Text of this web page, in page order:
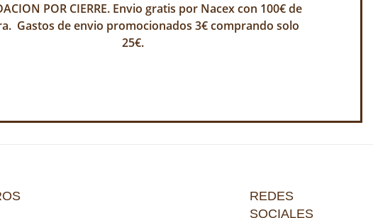
POR CIERRE. Envio gratis por Nacex con 100€ de
Gastos de envio promocionados 3€ comprando solo
25€.
REDES
SOCIALES